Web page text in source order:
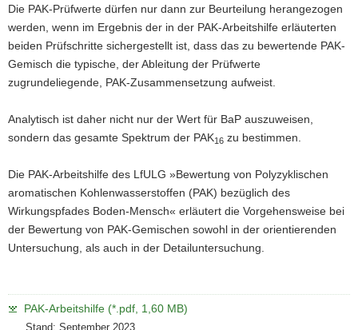
Die PAK-Prüfwerte dürfen nur dann zur Beurteilung herangezogen
werden, wenn im Ergebnis der in der PAK-Arbeitshilfe erläuterten
beiden Prüfschritte sichergestellt ist, dass das zu bewertende PAK-
Gemisch die typische, der Ableitung der Prüfwerte
zugrundeliegende, PAK-Zusammensetzung aufweist.
Analytisch ist daher nicht nur der Wert für BaP auszuweisen,
sondern das gesamte Spektrum der PAK16 zu bestimmen.
Die PAK-Arbeitshilfe des LfULG »Bewertung von Polyzyklischen
aromatischen Kohlenwasserstoffen (PAK) bezüglich des
Wirkungspfades Boden-Mensch« erläutert die Vorgehensweise bei
der Bewertung von PAK-Gemischen sowohl in der orientierenden
Untersuchung, als auch in der Detailuntersuchung.
PAK-Arbeitshilfe (*.pdf, 1,60 MB)
Stand: September 2023